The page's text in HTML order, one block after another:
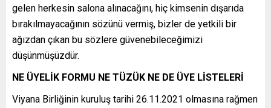
gelen herkesin salona alınacağını, hiç kimsenin dışarıda
bırakılmayacağının sözünü vermiş, bizler de yetkili bir
ağızdan çıkan bu sözlere güvenebileceğimizi
düşünmüşüzdür.
NE ÜYELİK FORMU NE TÜZÜK NE DE ÜYE LİSTELERİ
Viyana Birliğinin kuruluş tarihi 26.11.2021 olmasına rağmen